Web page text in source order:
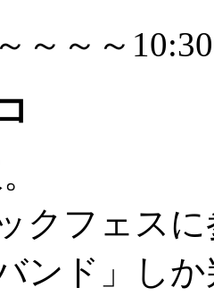
～～～
クフェス
ンド」し